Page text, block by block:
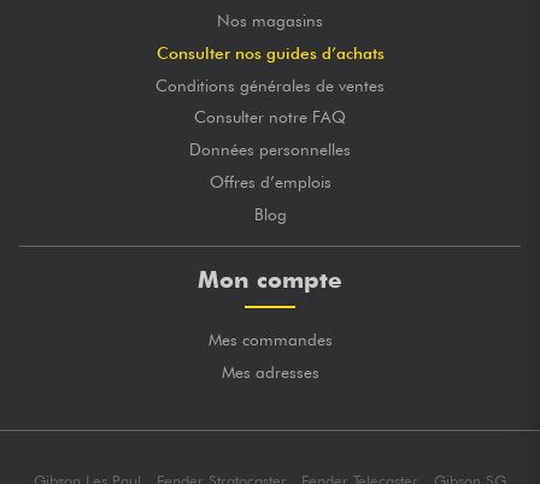
Nos magasins
Consulter nos guides d’achats
Conditions générales de ventes
Consulter notre FAQ
Données personnelles
Offres d’emplois
Blog
Mon compte
Mes commandes
Mes adresses